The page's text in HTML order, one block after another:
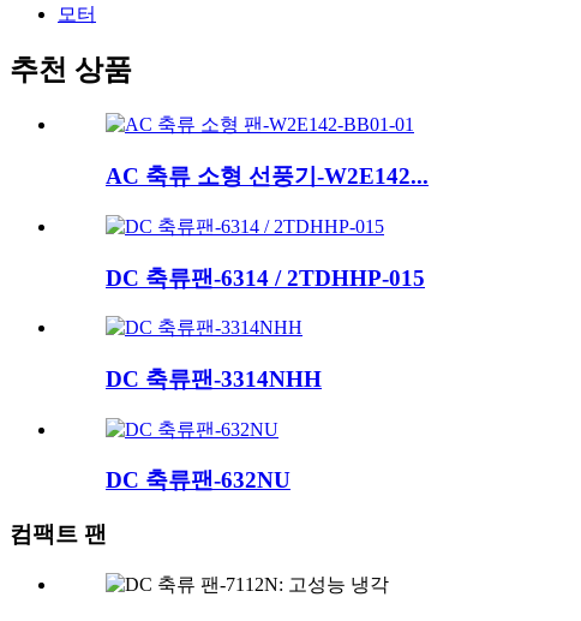
모터
추천 상품
AC 축류 소형 선풍기-W2E142...
DC 축류팬-6314 / 2TDHHP-015
DC 축류팬-3314NHH
DC 축류팬-632NU
컴팩트 팬